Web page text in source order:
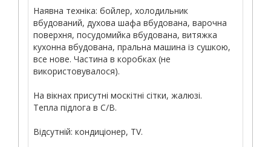
Наявна техніка: бойлер, холодильник
вбудований, духова шафа вбудована, варочна
поверхня, посудомийка вбудована, витяжка
кухонна вбудована, пральна машина із сушкою,
все нове. Частина в коробках (не
використовувалося).
На вікнах присутні москітні сітки, жалюзі.
Тепла підлога в С/В.
Відсутній: кондиціонер, TV.